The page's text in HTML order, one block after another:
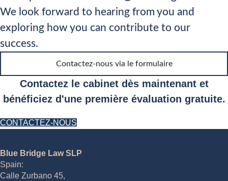
We look forward to hearing from you and
exploring how you can contribute to our
success.
Contactez-nous via le formulaire
Contactez le cabinet dès maintenant et
bénéficiez d'une première évaluation gratuite.
CONTACTEZ-NOUS
Blue Bridge Law SLP
Spain:
Calle Zurbano 45,